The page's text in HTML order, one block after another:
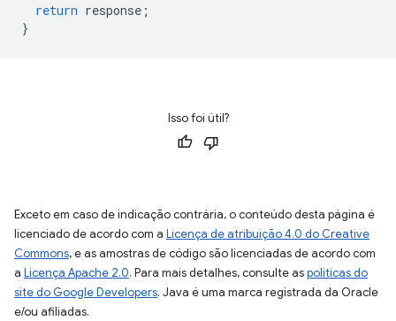
return response ;
}
Isso foi útil?
Exceto em caso de indicação contrária, o conteúdo desta página é
licenciado de acordo com a Licença de atribuição 4.0 do Creative
Commons, e as amostras de código são licenciadas de acordo com
a Licença Apache 2.0. Para mais detalhes, consulte aspolíticas do
site do Google Developers. Java é uma marca registrada da Oracle
e/ou afiliadas.